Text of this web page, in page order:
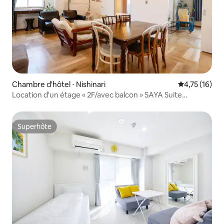
Chambre d'hôtel ⋅ Nishinari Évaluation
4,75 (16)
Location d'un étage « 2F/avec balcon » SAYA Suite
Superhôte
Superhôte